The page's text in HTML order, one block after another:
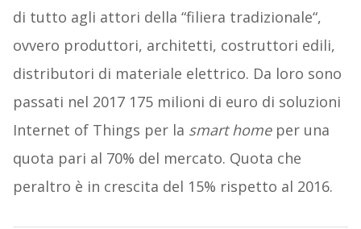
di tutto agli attori della “filiera tradizionale“,
ovvero produttori, architetti, costruttori edili,
distributori di materiale elettrico. Da loro sono
passati nel 2017 175 milioni di euro di soluzioni
Internet of Things per la smart homeper una
quota pari al 70% del mercato. Quota che
peraltro è in crescita del 15% rispetto al 2016.